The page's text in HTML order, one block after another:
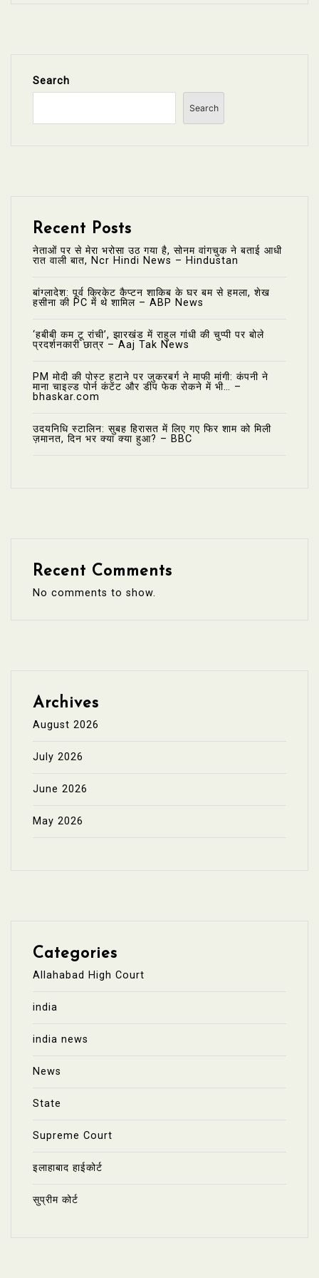
Search
Search
Recent Posts
नेताओं पर से मेरा भरोसा उठ गया है, सोनम वांगचुक ने बताई आधी
रात वाली बात, Ncr Hindi News – Hindustan
बांग्लादेश: पूर्व क्रिकेट कैप्टन शाकिब के घर बम से हमला, शेख
हसीना की PC में थे शामिल – ABP News
‘हबीबी कम टू रांची’, झारखंड में राहुल गांधी की चुप्पी पर बोले
प्रदर्शनकारी छात्र – Aaj Tak News
PM मोदी की पोस्ट हटाने पर जुकरबर्ग ने माफी मांगी: कंपनी ने
माना चाइल्ड पोर्न कंटेंट और डीप फेक रोकने में भी… –
bhaskar.com
उदयनिधि स्टालिन: सुबह हिरासत में लिए गए फिर शाम को मिली
ज़मानत, दिन भर क्या क्या हुआ? – BBC
Recent Comments
No comments to show.
Archives
August 2026
July 2026
June 2026
May 2026
Categories
Allahabad High Court
india
india news
News
State
Supreme Court
इलाहाबाद हाईकोर्ट
सुप्रीम कोर्ट